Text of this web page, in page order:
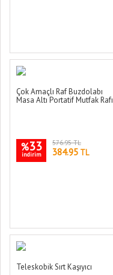
Çok Amaçlı Raf Buzdolabı
Masa Altı Portatif Mutfak Rafı
%33
indirim
576.95 TL
384.95 TL
Teleskobik Sırt Kaşıyıcı